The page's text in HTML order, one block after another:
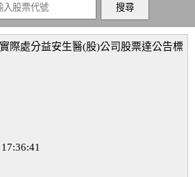
際處分益安生醫(股)公司股票達公告標